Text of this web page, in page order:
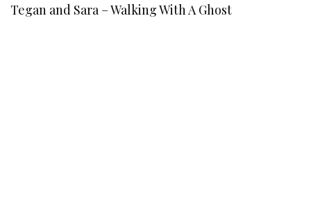
Tegan and Sara – Walking With A Ghost